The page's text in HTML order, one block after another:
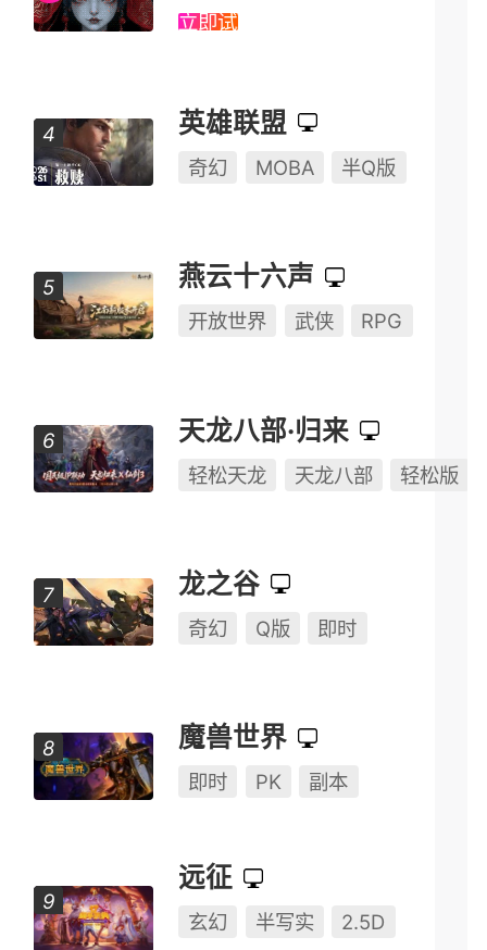
立即试玩
英雄联盟
奇幻 MOBA 半Q版
燕云十六声
开放世界 武侠 RPG
天龙八部·归来
轻松天龙 天龙八部 轻松版
龙之谷
奇幻 Q版 即时
魔兽世界
即时 PK 副本
远征
玄幻 半写实
2.5D